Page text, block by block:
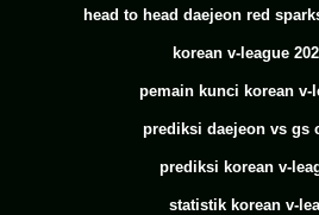
head to head daejeon red
korean v-league
pemain kunci korean v-
prediksi daejeon vs gs
prediksi korean v-
statistik korean v-